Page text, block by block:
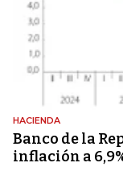
HACIENDA
Banco de la
inflación a